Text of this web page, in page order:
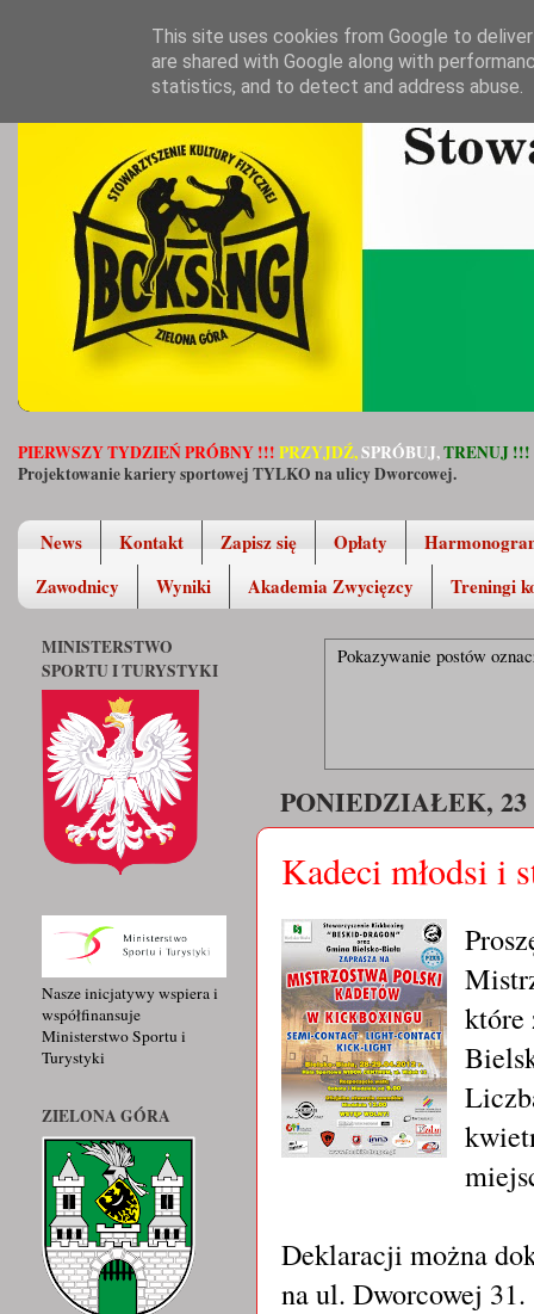
PIERWSZY TYDZIEŃ PRÓBNY !!! PRZYJDŹ,SPRÓBUJ,TRENUJ !!!
Projektowanie kariery sportowej TYLKO na ulicy Dworcowej.
News Kontakt Zapisz się Opłaty
Zawodnicy
Wyniki Akademia Zwycięzcy Treningi
Pokazywanie postów
PONIEDZIAŁEK,
Kadeci młodsi i
które
Deklaracji można
na ul. Dworcowej 31.
MINISTERSTWO
SPORTU I TURYSTYKI
Nasze inicjatywy wspiera i
współfinansuje
Ministerstwo Sportu i
Turystyki
ZIELONA GÓRA
This site uses cookies from Google to
are shared with Google along with
statistics, and to detect and address abuse.